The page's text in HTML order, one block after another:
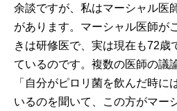
余談ですが、私はマーシャル医
があります。マーシャル医師が
きは研修医で、実は現在も72歳
ているのです。複数の医師の議
「自分がピロリ菌を飲んだ時に
いるのを聞いて、この方がマー